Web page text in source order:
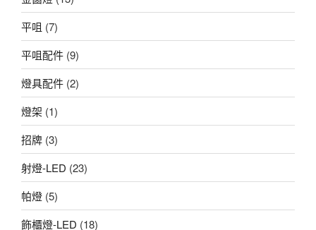
平咀 (7)
平咀配件 (9)
燈具配件 (2)
燈架 (1)
招牌 (3)
射燈-LED (23)
帕燈 (5)
飾櫃燈-LED (18)